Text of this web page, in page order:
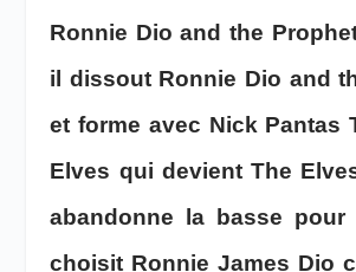
Ronnie Dio and the
il dissout Ronnie Dio and
et forme avec Nick Pantas
Elves qui devient The
abandonne la basse
choisit Ronnie James Dio